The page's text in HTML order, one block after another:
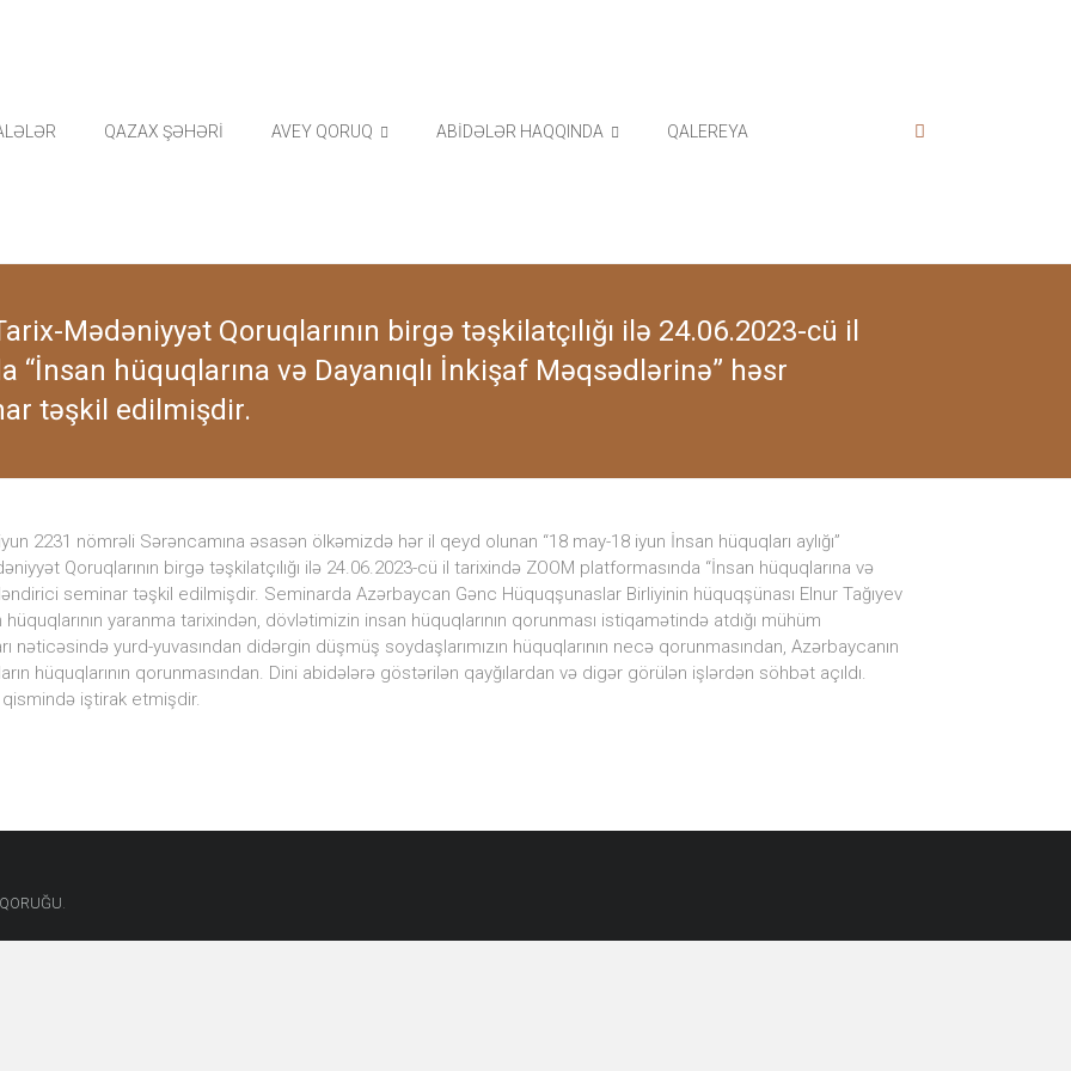
QAZAX ŞƏHƏRİ AVEY QORUQ ABİDƏLƏR HAQQINDA QALEREYA
Mədəniyyət Qoruqlarının birgə təşkilatçılığı ilə 24.06.2023-cü il
“İnsan hüquqlarına və Dayanıqlı İnkişaf Məqsədlərinə” həsr
təşkil edilmişdir.
2231 nömrəli Sərəncamına əsasən ölkəmizdə hər il qeyd olunan “18 may-18 iyun İnsan hüquqları aylığı”
Qoruqlarının birgə təşkilatçılığı ilə 24.06.2023-cü il tarixində ZOOM platformasında “İnsan hüquqlarına və
seminar təşkil edilmişdir. Seminarda Azərbaycan Gənc Hüquqşunaslar Birliyinin hüquqşünası Elnur Tağıyev
yaranma tarixindən, dövlətimizin insan hüquqlarının qorunması istiqamətində atdığı mühüm
nəticəsində yurd-yuvasından didərgin düşmüş soydaşlarımızın hüquqlarının necə qorunmasından, Azərbaycanın
hüquqlarının qorunmasından. Dini abidələrə göstərilən qayğılardan və digər görülən işlərdən söhbət açıldı.
iştirak etmişdir.